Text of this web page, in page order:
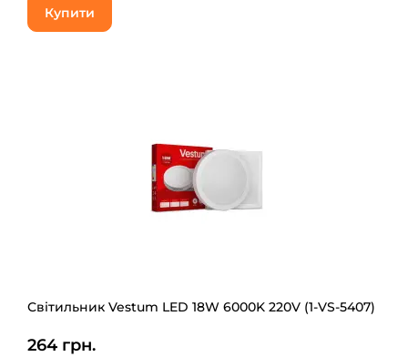
Купити
Світильник Vestum LED 18W 6000K 220V (1-VS-5407)
264 грн.